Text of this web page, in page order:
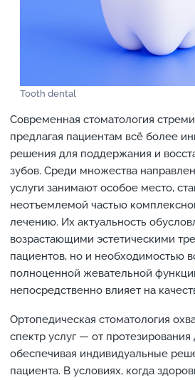
Tooth dental
Современная стоматология
предлагая пациентам всё более
решения для поддержания и
зубов. Среди множества
услуги занимают особое место,
неотъемлемой частью
лечению. Их актуальность
возрастающими эстетическими
пациентов, но и необходимостью
полноценной жевательной
непосредственно влияет на
Ортопедическая стоматология
спектр услуг — от
обеспечивая индивидуальные
пациента. В условиях, когда